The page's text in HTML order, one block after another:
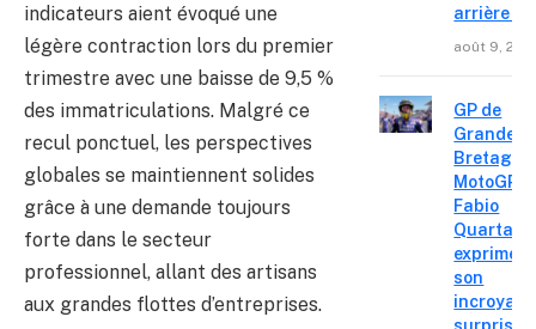
indicateurs aient évoqué une
légère contraction lors du premier
trimestre avec une baisse de 9,5 %
des immatriculations. Malgré ce
recul ponctuel, les perspectives
globales se maintiennent solides
grâce à une demande toujours
forte dans le secteur
professionnel, allant des artisans
aux grandes flottes d’entreprises.
arrière »
août 9,
GP de
Grande-
Bretagne
MotoGP :
Fabio
exprime
son